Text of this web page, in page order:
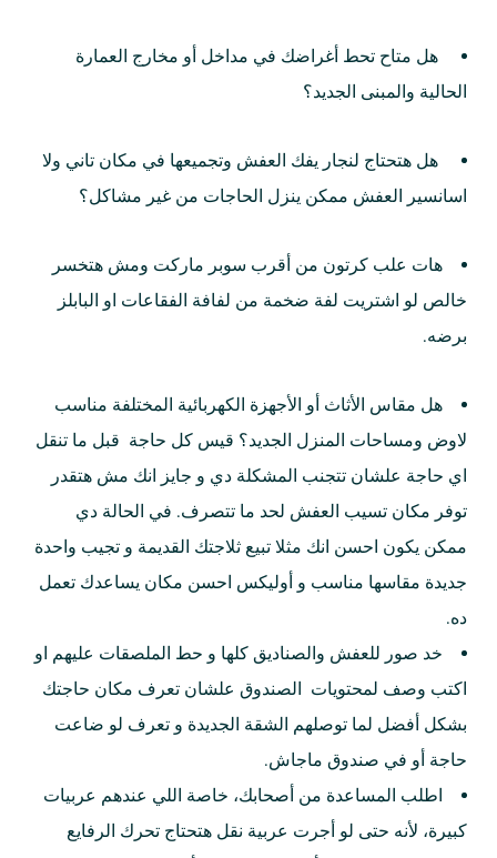
هل متاح تحط أغراضك في مداخل أو مخارج العمارة
الحالية والمبنى الجديد؟
هل هتحتاج لنجار يفك العفش وتجميعها في مكان تاني ولا
اسانسير العفش ممكن ينزل الحاجات من غير مشاكل؟
هات علب كرتون من أقرب سوبر ماركت ومش هتخسر
خالص لو اشتريت لفة ضخمة من لفافة الفقاعات او البابلز
برضه.
هل مقاس الأثاث أو الأجهزة الكهربائية المختلفة مناسب
لاوض ومساحات المنزل الجديد؟ قيس كل حاجة قبل ما تنقل
اي حاجة علشان تتجنب المشكلة دي و جايز انك مش هتقدر
توفر مكان تسيب العفش لحد ما تتصرف. في الحالة دي
ممكن يكون احسن انك مثلا تبيع ثلاجتك القديمة و تجيب واحدة
جديدة مقاسها مناسب و أوليكس احسن مكان يساعدك تعمل
ده.
خد صور للعفش والصناديق كلها و حط الملصقات عليهم او
اكتب وصف لمحتويات الصندوق علشان تعرف مكان حاجتك
بشكل أفضل لما توصلهم الشقة الجديدة و تعرف لو ضاعت
حاجة أو في صندوق ماجاش.
اطلب المساعدة من أصحابك، خاصة اللي عندهم عربيات
كبيرة، لأنه حتى لو أجرت عربية نقل هتحتاج تحرك الرفايع